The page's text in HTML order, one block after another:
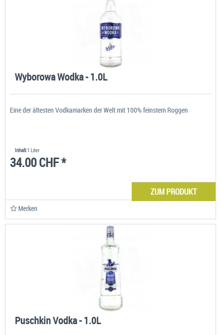
Wyborowa Wodka - 1.0L
Eine der ältesten Vodkamarken der Welt mit 100% feinstem Roggen
Inhalt1 Liter
34.00 CHF *
ZUM PRODUKT
Merken
Puschkin Vodka - 1.0L